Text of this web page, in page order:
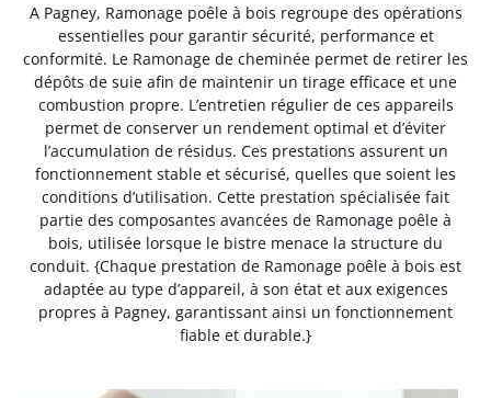
A Pagney, Ramonage poêle à bois regroupe des opérations
essentielles pour garantir sécurité, performance et
conformité. Le Ramonage de cheminée permet de retirer les
dépôts de suie afin de maintenir un tirage efficace et une
combustion propre. L’entretien régulier de ces appareils
permet de conserver un rendement optimal et d’éviter
l’accumulation de résidus. Ces prestations assurent un
fonctionnement stable et sécurisé, quelles que soient les
conditions d’utilisation. Cette prestation spécialisée fait
partie des composantes avancées de Ramonage poêle à
bois, utilisée lorsque le bistre menace la structure du
conduit. {Chaque prestation de Ramonage poêle à bois est
adaptée au type d’appareil, à son état et aux exigences
propres à Pagney, garantissant ainsi un fonctionnement
fiable et durable.}